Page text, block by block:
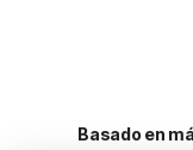
Basado en